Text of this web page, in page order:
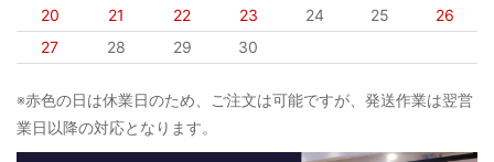
20
21 22 23 24 25
26
27
28 29 30
※赤色の日は休業日のため、ご注文は可能ですが、発送作業は翌営
業日以降の対応となります。